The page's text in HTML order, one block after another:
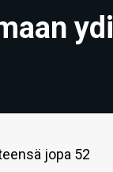
jopa 52